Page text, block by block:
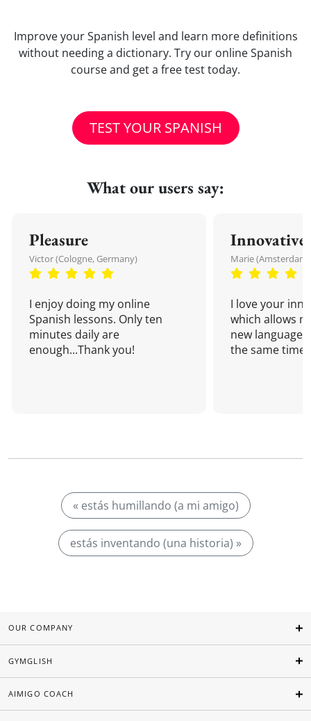
Improve your Spanish level and learn more definitions
without needing a dictionary. Try our online Spanish
course and get a free test today.
TEST YOUR SPANISH
What our users say:
Pleasure
Victor (Cologne, Germany)
I enjoy doing my online
Spanish lessons. Only ten
minutes daily are
enough...Thank you!
Innovative
Marie
I love your
which allows
new language
the same time!
« estás humillando (a mi amigo)
estás inventando (una historia) »
OUR COMPANY
GYMGLISH
AIMIGO COACH